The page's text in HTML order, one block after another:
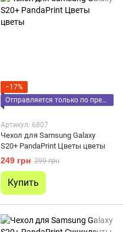
−17%
Отправляется только по предоплате
Артикул: 6807
Чехол для Samsung Galaxy
S20+ PandaPrint Цветы цветы
249 грн 299 грн
Купить